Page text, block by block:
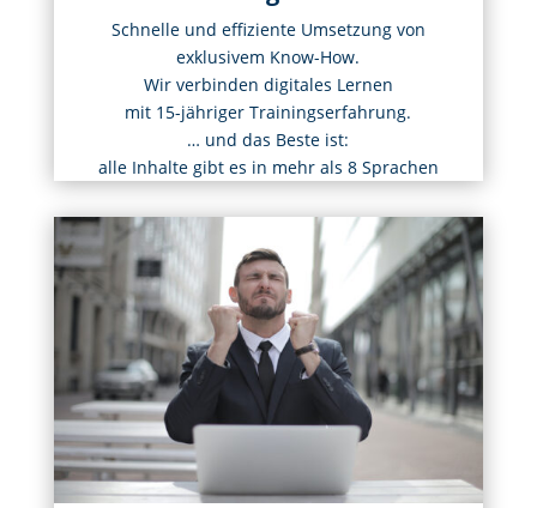
Schnelle und effiziente Umsetzung von
exklusivem Know-How.
Wir verbinden digitales Lernen
mit 15-jähriger Trainingserfahrung.
… und das Beste ist:
alle Inhalte gibt es in mehr als 8 Sprachen